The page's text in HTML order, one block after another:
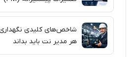
هر مدیر نت باید بداند